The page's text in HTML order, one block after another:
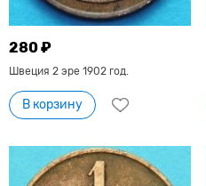
280 ₽
Швеция 2 эре 1902 год.
В корзину